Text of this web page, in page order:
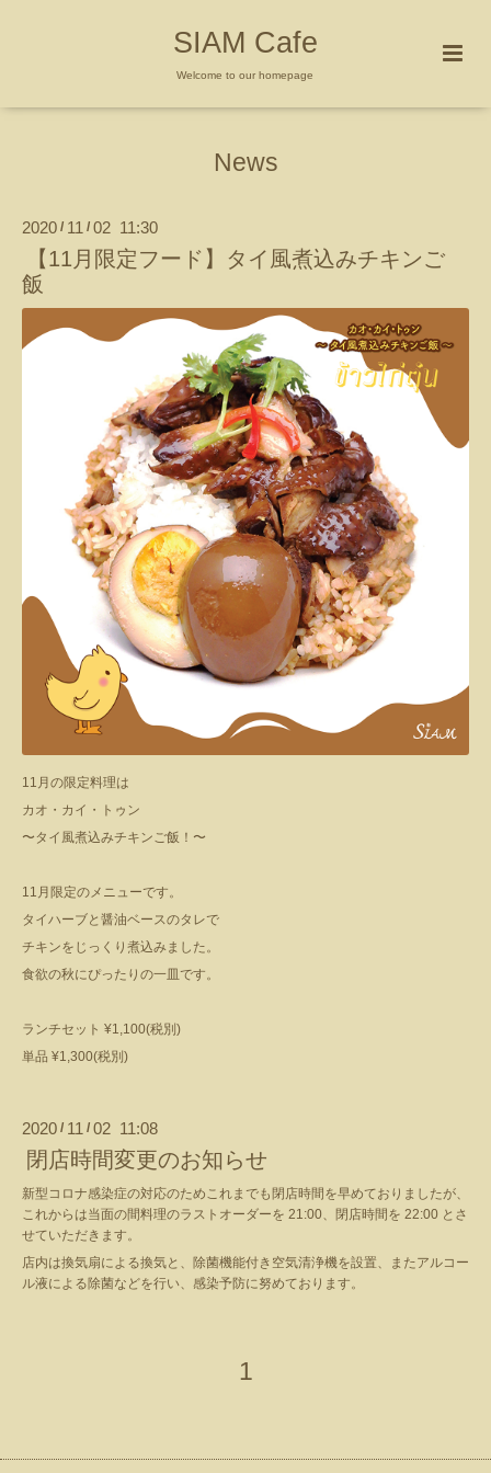
SIAM Cafe
Welcome to our homepage
News
2020 / 11 / 02 11:30
【11月限定フード】タイ風煮込みチキンご
飯
11月の限定料理は
カオ・カイ・トゥン
〜タイ風煮込みチキンご飯！〜
11月限定のメニューです。
タイハーブと醤油ベースのタレで
チキンをじっくり煮込みました。
食欲の秋にぴったりの一皿です。
ランチセット ¥1,100(税別)
単品 ¥1,300(税別)
2020 / 11 / 02 11:08
閉店時間変更のお知らせ
新型コロナ感染症の対応のためこれまでも閉店時間を早めておりましたが、
これからは当面の間料理のラストオーダーを 21:00、閉店時間を 22:00 とさ
せていただきます。
店内は換気扇による換気と、除菌機能付き空気清浄機を設置、またアルコー
ル液による除菌などを行い、感染予防に努めております。
1